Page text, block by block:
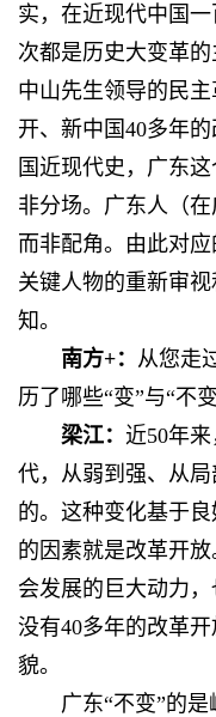
实，在近现代中国
次都是历史大变革
中山先生领导的民
开、新中国40多年
国近现代史，广东
非分场。广东人（
而非配角。由此对
关键人物的重新审
知。
南方+： 从您走
历了哪些“变”与“不变
梁江： 近50年
代，从弱到强、从
的。这种变化基于
的因素就是改革开
会发展的巨大动力，
没有40多年的改革
貌。
广东“不变”的